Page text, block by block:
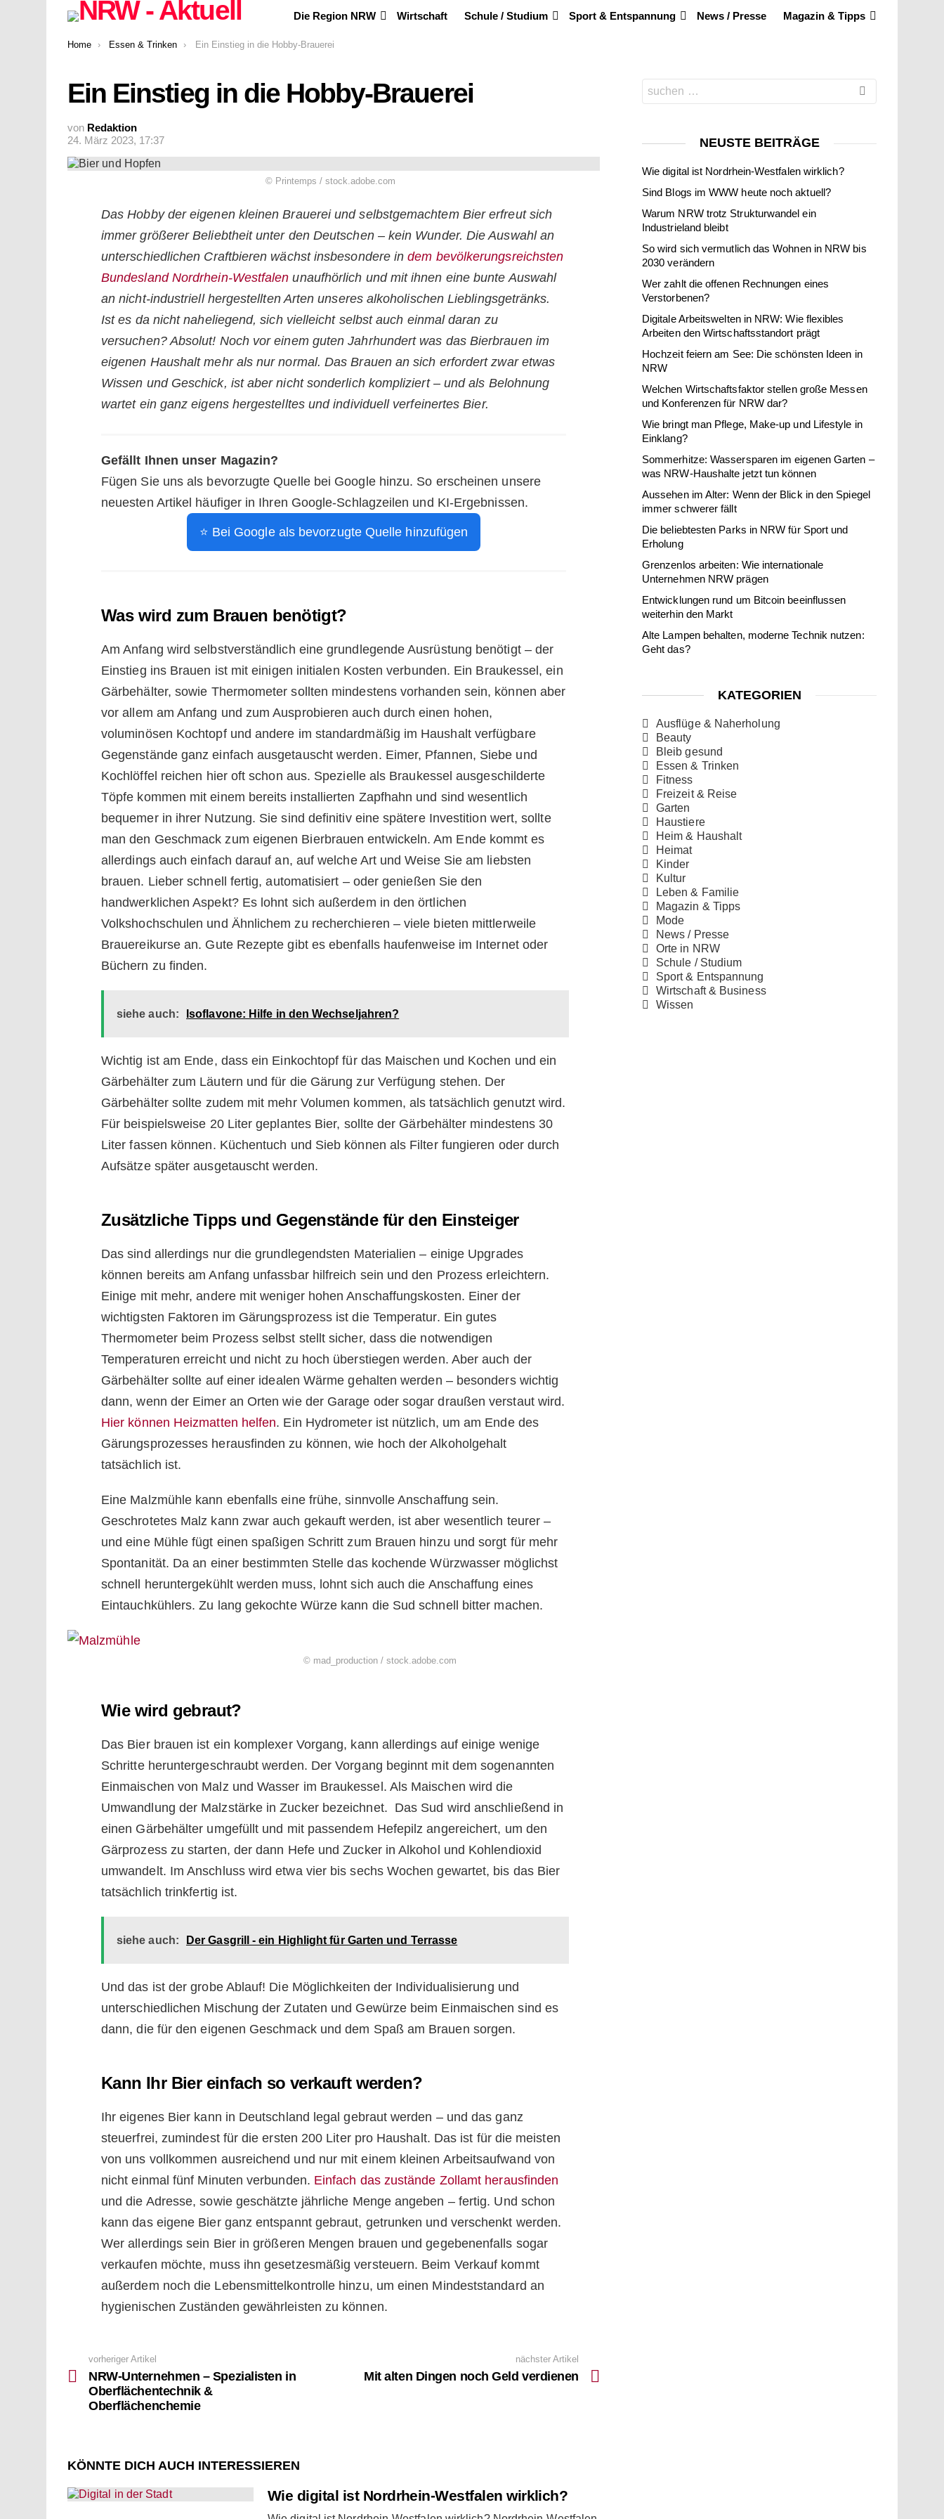
Die Region NRW Wirtschaft Schule / Studium Sport & Entspannung News / Presse Magazin & Tipps
You are here:
Home Essen & Trinken Ein Einstieg in die Hobby-Brauerei
Ein Einstieg in die Hobby-Brauerei
von Redaktion
24. März 2023, 17:37
© Printemps / stock.adobe.com
Das Hobby der eigenen kleinen Brauerei und selbstgemachtem Bier erfreut sich
immer größerer Beliebtheit unter den Deutschen – kein Wunder. Die Auswahl an
unterschiedlichen Craftbieren wächst insbesondere indem bevölkerungsreichsten
Bundesland Nordrhein-Westfalen unaufhörlich und mit ihnen eine bunte Auswahl
an nicht-industriell hergestellten Arten unseres alkoholischen Lieblingsgetränks.
Ist es da nicht naheliegend, sich vielleicht selbst auch einmal daran zu
versuchen? Absolut! Noch vor einem guten Jahrhundert was das Bierbrauen im
eigenen Haushalt mehr als nur normal. Das Brauen an sich erfordert zwar etwas
Wissen und Geschick, ist aber nicht sonderlich kompliziert – und als Belohnung
wartet ein ganz eigens hergestelltes und individuell verfeinertes Bier.
Gefällt Ihnen unser Magazin?
Fügen Sie uns als bevorzugte Quelle bei Google hinzu. So erscheinen unsere
neuesten Artikel häufiger in Ihren Google-Schlagzeilen und KI-Ergebnissen.
⭐ Bei Google als bevorzugte Quelle hinzufügen
Was wird zum Brauen benötigt?
Am Anfang wird selbstverständlich eine grundlegende Ausrüstung benötigt – der
Einstieg ins Brauen ist mit einigen initialen Kosten verbunden. Ein Braukessel, ein
Gärbehälter, sowie Thermometer sollten mindestens vorhanden sein, können aber
vor allem am Anfang und zum Ausprobieren auch durch einen hohen,
voluminösen Kochtopf und andere im standardmäßig im Haushalt verfügbare
Gegenstände ganz einfach ausgetauscht werden. Eimer, Pfannen, Siebe und
Kochlöffel reichen hier oft schon aus. Spezielle als Braukessel ausgeschilderte
Töpfe kommen mit einem bereits installierten Zapfhahn und sind wesentlich
bequemer in ihrer Nutzung. Sie sind definitiv eine spätere Investition wert, sollte
man den Geschmack zum eigenen Bierbrauen entwickeln. Am Ende kommt es
allerdings auch einfach darauf an, auf welche Art und Weise Sie am liebsten
brauen. Lieber schnell fertig, automatisiert – oder genießen Sie den
handwerklichen Aspekt? Es lohnt sich außerdem in den örtlichen
Volkshochschulen und Ähnlichem zu recherchieren – viele bieten mittlerweile
Brauereikurse an. Gute Rezepte gibt es ebenfalls haufenweise im Internet oder
Büchern zu finden.
siehe auch: Isoflavone: Hilfe in den Wechseljahren?
Wichtig ist am Ende, dass ein Einkochtopf für das Maischen und Kochen und ein
Gärbehälter zum Läutern und für die Gärung zur Verfügung stehen. Der
Gärbehälter sollte zudem mit mehr Volumen kommen, als tatsächlich genutzt wird.
Für beispielsweise 20 Liter geplantes Bier, sollte der Gärbehälter mindestens 30
Liter fassen können. Küchentuch und Sieb können als Filter fungieren oder durch
Aufsätze später ausgetauscht werden.
Zusätzliche Tipps und Gegenstände für den Einsteiger
Das sind allerdings nur die grundlegendsten Materialien – einige Upgrades
können bereits am Anfang unfassbar hilfreich sein und den Prozess erleichtern.
Einige mit mehr, andere mit weniger hohen Anschaffungskosten. Einer der
wichtigsten Faktoren im Gärungsprozess ist die Temperatur. Ein gutes
Thermometer beim Prozess selbst stellt sicher, dass die notwendigen
Temperaturen erreicht und nicht zu hoch überstiegen werden. Aber auch der
Gärbehälter sollte auf einer idealen Wärme gehalten werden – besonders wichtig
dann, wenn der Eimer an Orten wie der Garage oder sogar draußen verstaut wird.
Hier können Heizmatten helfen. Ein Hydrometer ist nützlich, um am Ende des
Gärungsprozesses herausfinden zu können, wie hoch der Alkoholgehalt
tatsächlich ist.
Eine Malzmühle kann ebenfalls eine frühe, sinnvolle Anschaffung sein.
Geschrotetes Malz kann zwar auch gekauft werden, ist aber wesentlich teurer –
und eine Mühle fügt einen spaßigen Schritt zum Brauen hinzu und sorgt für mehr
Spontanität. Da an einer bestimmten Stelle das kochende Würzwasser möglichst
schnell heruntergekühlt werden muss, lohnt sich auch die Anschaffung eines
Eintauchkühlers. Zu lang gekochte Würze kann die Sud schnell bitter machen.
© mad_production / stock.adobe.com
Wie wird gebraut?
Das Bier brauen ist ein komplexer Vorgang, kann allerdings auf einige wenige
Schritte heruntergeschraubt werden. Der Vorgang beginnt mit dem sogenannten
Einmaischen von Malz und Wasser im Braukessel. Als Maischen wird die
Umwandlung der Malzstärke in Zucker bezeichnet. Das Sud wird anschließend in
einen Gärbehälter umgefüllt und mit passendem Hefepilz angereichert, um den
Gärprozess zu starten, der dann Hefe und Zucker in Alkohol und Kohlendioxid
umwandelt. Im Anschluss wird etwa vier bis sechs Wochen gewartet, bis das Bier
tatsächlich trinkfertig ist.
siehe auch: Der Gasgrill - ein Highlight für Garten und Terrasse
Und das ist der grobe Ablauf! Die Möglichkeiten der Individualisierung und
unterschiedlichen Mischung der Zutaten und Gewürze beim Einmaischen sind es
dann, die für den eigenen Geschmack und dem Spaß am Brauen sorgen.
Kann Ihr Bier einfach so verkauft werden?
Ihr eigenes Bier kann in Deutschland legal gebraut werden – und das ganz
steuerfrei, zumindest für die ersten 200 Liter pro Haushalt. Das ist für die meisten
von uns vollkommen ausreichend und nur mit einem kleinen Arbeitsaufwand von
nicht einmal fünf Minuten verbunden. Einfach das zustände Zollamt herausfinden
und die Adresse, sowie geschätzte jährliche Menge angeben – fertig. Und schon
kann das eigene Bier ganz entspannt gebraut, getrunken und verschenkt werden.
Wer allerdings sein Bier in größeren Mengen brauen und gegebenenfalls sogar
verkaufen möchte, muss ihn gesetzesmäßig versteuern. Beim Verkauf kommt
außerdem noch die Lebensmittelkontrolle hinzu, um einen Mindeststandard an
hygienischen Zuständen gewährleisten zu können.
more
vorheriger Artikel
NRW-Unternehmen – Spezialisten in
Oberflächentechnik &
Oberflächenchemie
nächster Artikel
Mit alten Dingen noch Geld verdienen
KÖNNTE DICH AUCH INTERESSIEREN
Wie digital ist Nordrhein-Westfalen wirklich?
Search
for:
NEUSTE BEITRÄGE
Wie digital ist Nordrhein-Westfalen wirklich?
Sind Blogs im WWW heute noch aktuell?
Warum NRW trotz Strukturwandel ein
Industrieland bleibt
So wird sich vermutlich das Wohnen in NRW bis
2030 verändern
Wer zahlt die offenen Rechnungen eines
Verstorbenen?
Digitale Arbeitswelten in NRW: Wie flexibles
Arbeiten den Wirtschaftsstandort prägt
Hochzeit feiern am See: Die schönsten Ideen in
NRW
Welchen Wirtschaftsfaktor stellen große Messen
und Konferenzen für NRW dar?
Wie bringt man Pflege, Make-up und Lifestyle in
Einklang?
Sommerhitze: Wassersparen im eigenen Garten –
was NRW-Haushalte jetzt tun können
Aussehen im Alter: Wenn der Blick in den Spiegel
immer schwerer fällt
Die beliebtesten Parks in NRW für Sport und
Erholung
Grenzenlos arbeiten: Wie internationale
Unternehmen NRW prägen
Entwicklungen rund um Bitcoin beeinflussen
weiterhin den Markt
Alte Lampen behalten, moderne Technik nutzen:
Geht das?
KATEGORIEN
Ausflüge & Naherholung
Beauty
Bleib gesund
Essen & Trinken
Fitness
Freizeit & Reise
Garten
Haustiere
Heim & Haushalt
Heimat
Kinder
Kultur
Leben & Familie
Magazin & Tipps
Mode
News / Presse
Orte in NRW
Schule / Studium
Sport & Entspannung
Wirtschaft & Business
Wissen